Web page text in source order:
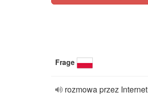
Frage
rozmowa przez Internet